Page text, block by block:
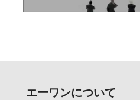
エーワンについて